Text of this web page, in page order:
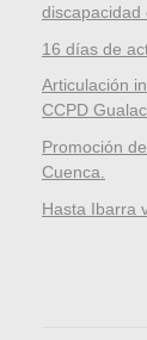
discapacidad
16 días de
Articulación
CCPD
Promoción
Cuenca.
Hasta Ibarra